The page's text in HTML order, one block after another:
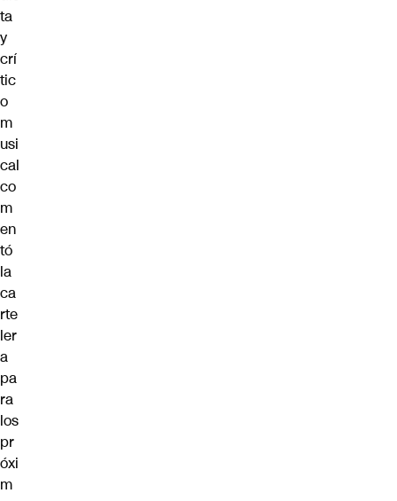
ta
y
crí
tic
o
m
usi
cal
co
m
en
tó
la
ca
rte
ler
a
pa
ra
los
pr
óxi
m